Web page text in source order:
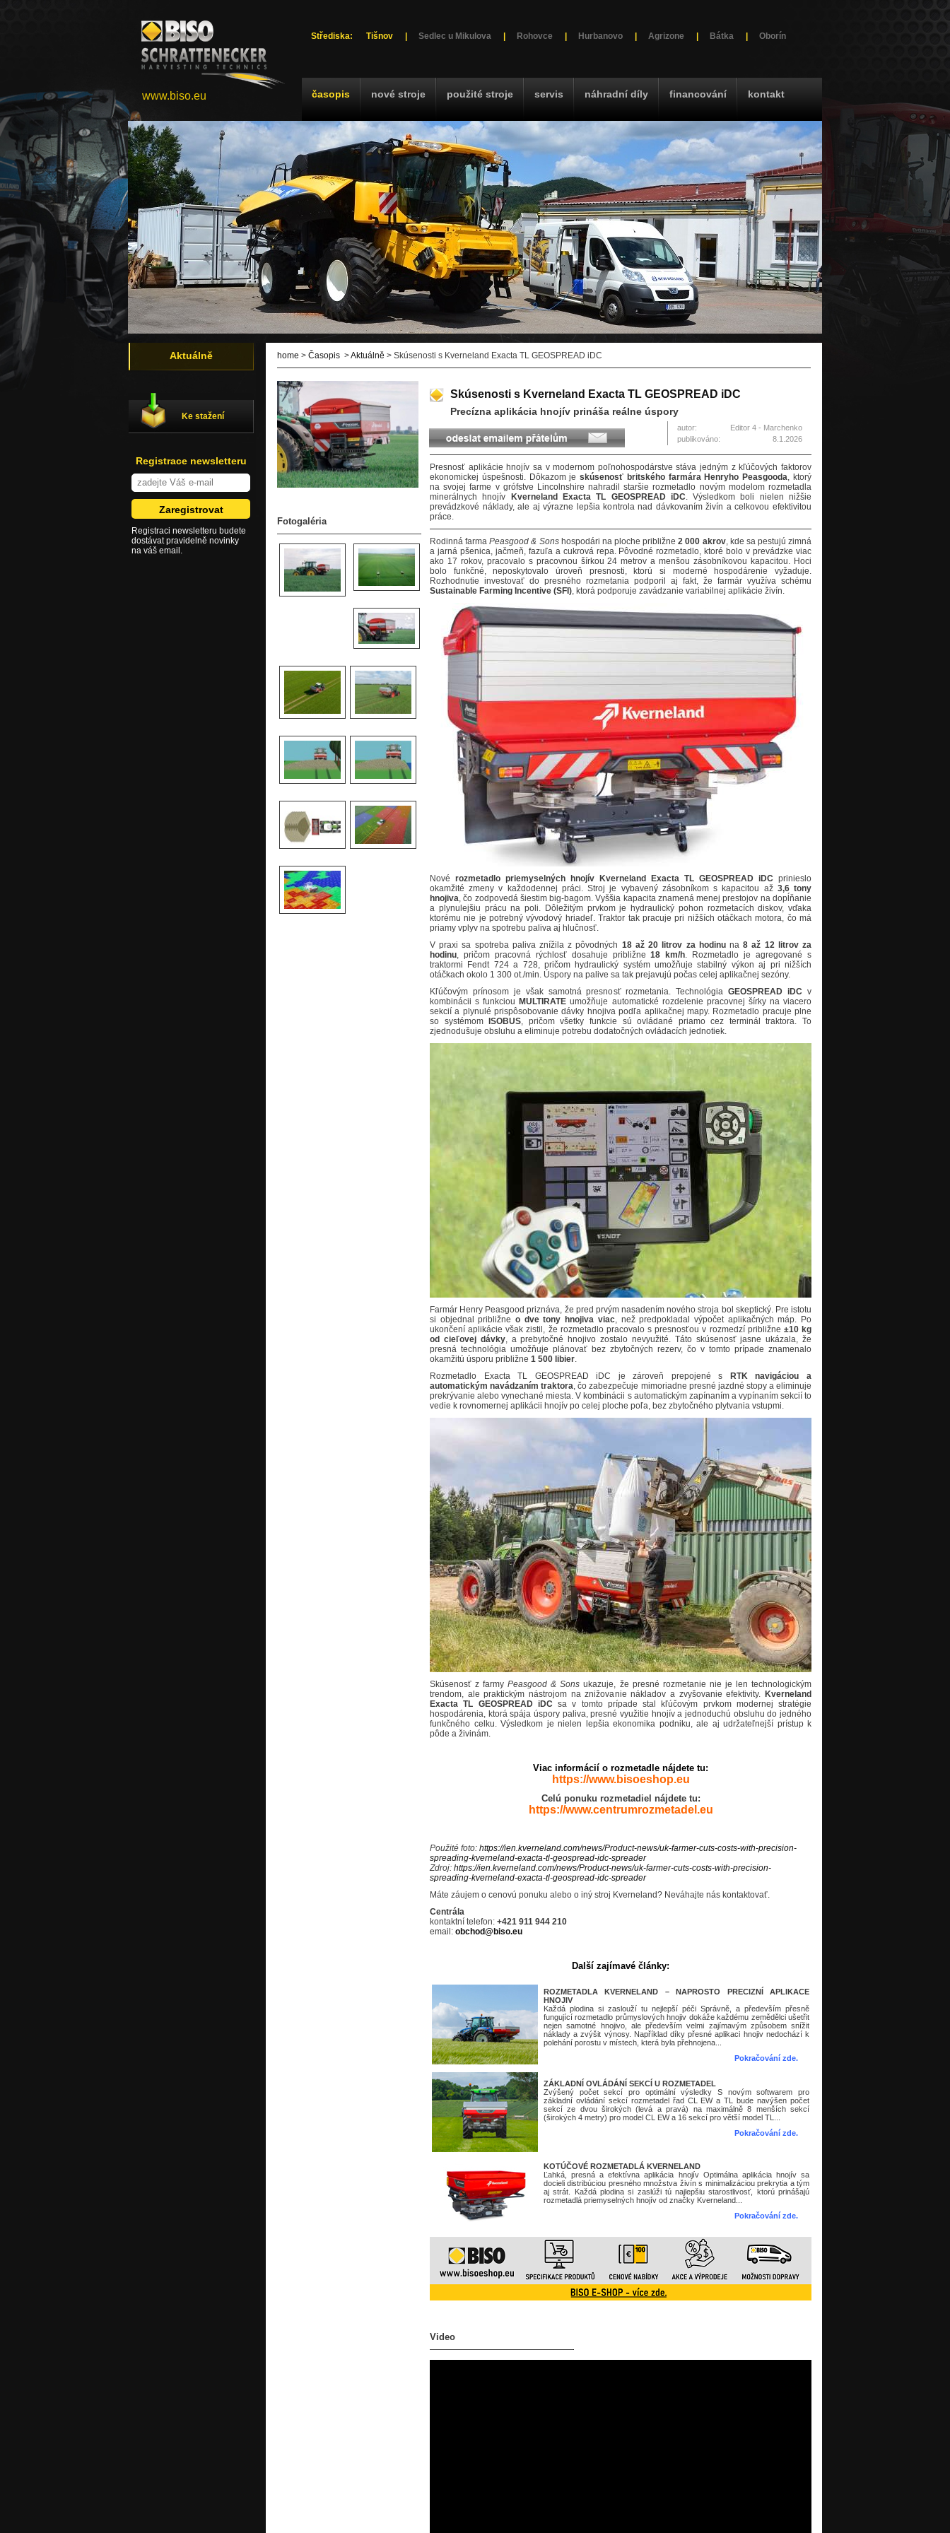
Střediska: Tišnov Sedlec u Mikulova Rohovce Hurbanovo Agrizone Bátka Oborín
časopis nové stroje použité stroje servis náhradní díly financování kontakt
www.biso.eu
home > Časopis >Aktuálně > Skúsenosti s Kverneland Exacta TL GEOSPREAD iDC
Skúsenosti s Kverneland Exacta TL GEOSPREAD iDC
Precízna aplikácia hnojív prináša reálne úspory
autor:
Editor 4 - Marchenko
publikováno:
8.1.2026
Presnosť aplikácie hnojív sa v modernom poľnohospodárstve stáva jedným z kľúčových faktorov
ekonomickej úspešnosti. Dôkazom jeskúsenosť britského farmára Henryho Peasgooda, ktorý
na svojej farme v grófstve Lincolnshire nahradil staršie rozmetadlo novým modelom rozmetadla
minerálnych hnojív
Kverneland Exacta TL GEOSPREAD iDC. Výsledkom boli nielen nižšie
prevádzkové náklady, ale aj výrazne lepšia kontrola nad dávkovaním živín a celkovou efektivitou
práce.
Rodinná farmaPeasgood & Sonshospodári na ploche približne2 000 akrov, kde sa pestujú zimná
a jarná pšenica, jačmeň, fazuľa a cukrová repa. Pôvodné rozmetadlo, ktoré bolo v prevádzke viac
ako 17 rokov, pracovalo s pracovnou šírkou 24 metrov a menšou zásobníkovou kapacitou. Hoci
bolo funkčné, neposkytovalo úroveň presnosti, ktorú si moderné hospodárenie vyžaduje.
Rozhodnutie investovať do presného rozmetania podporil aj fakt, že farmár využíva schému
Sustainable Farming Incentive (SFI), ktorá podporuje zavádzanie variabilnej aplikácie živín.
Nové rozmetadlo priemyselných hnojív Kverneland Exacta TL GEOSPREAD iDC prinieslo
okamžité zmeny v každodennej práci. Stroj je vybavený zásobníkom s kapacitou až 3,6 tony
hnojiva, čo zodpovedá šiestim big-bagom. Vyššia kapacita znamená menej prestojov na dopĺňanie
a plynulejšiu prácu na poli. Dôležitým prvkom je hydraulický pohon rozmetacích diskov, vďaka
ktorému nie je potrebný vývodový hriadeľ. Traktor tak pracuje pri nižších otáčkach motora, čo má
priamy vplyv na spotrebu paliva aj hlučnosť.
V praxi sa spotreba paliva znížila z pôvodných 18 až 20 litrov za hodinuna8 až 12 litrov za
hodinu, pričom pracovná rýchlosť dosahuje približne18 km/h. Rozmetadlo je agregované s
traktormi Fendt 724 a 728, pričom hydraulický systém umožňuje stabilný výkon aj pri nižších
otáčkach okolo 1 300 ot./min. Úspory na palive sa tak prejavujú počas celej aplikačnej sezóny.
Kľúčovým prínosom je však samotná presnosť rozmetania. TechnológiaGEOSPREAD iDC v
kombinácii s funkciou MULTIRATE umožňuje automatické rozdelenie pracovnej šírky na viacero
sekcií a plynulé prispôsobovanie dávky hnojiva podľa aplikačnej mapy. Rozmetadlo pracuje plne
so systémom
ISOBUS, pričom všetky funkcie sú ovládané priamo cez terminál traktora. To
zjednodušuje obsluhu a eliminuje potrebu dodatočných ovládacích jednotiek.
Farmár Henry Peasgood priznáva, že pred prvým nasadením nového stroja bol skeptický. Pre istotu
si objednal približneo dve tony hnojiva viac, než predpokladal výpočet aplikačných máp. Po
ukončení aplikácie však zistil, že rozmetadlo pracovalo s presnosťou v rozmedzí približne ±10 kg
od cieľovej dávky, a prebytočné hnojivo zostalo nevyužité. Táto skúsenosť jasne ukázala, že
presná technológia umožňuje plánovať bez zbytočných rezerv, čo v tomto prípade znamenalo
okamžitú úsporu približne 1 500 libier.
Rozmetadlo Exacta TL GEOSPREAD iDC je zároveň prepojené s
RTK navigáciou a
automatickým navádzaním traktora, čo zabezpečuje mimoriadne presné jazdné stopy a eliminuje
prekrývanie alebo vynechané miesta. V kombinácii s automatickým zapínaním a vypínaním sekcií to
vedie k rovnomernej aplikácii hnojív po celej ploche poľa, bez zbytočného plytvania vstupmi.
Skúsenosť z farmyPeasgood & Sons ukazuje, že presné rozmetanie nie je len technologickým
trendom, ale praktickým nástrojom na znižovanie nákladov a zvyšovanie efektivity. Kverneland
Exacta TL GEOSPREAD iDC sa v tomto prípade stal kľúčovým prvkom modernej stratégie
hospodárenia, ktorá spája úspory paliva, presné využitie hnojív a jednoduchú obsluhu do jedného
funkčného celku. Výsledkom je nielen lepšia ekonomika podniku, ale aj udržateľnejší prístup k
pôde a živinám.
Viac informácií o rozmetadle nájdete tu:
https://www.bisoeshop.eu
Celú ponuku rozmetadiel nájdete tu:
https://www.centrumrozmetadel.eu
Použité foto: https://ien.kverneland.com/news/Product-news/uk-farmer-cuts-costs-with-precision-
spreading-kverneland-exacta-tl-geospread-idc-spreader
Zdroj: https://ien.kverneland.com/news/Product-news/uk-farmer-cuts-costs-with-precision-
spreading-kverneland-exacta-tl-geospread-idc-spreader
Máte záujem o cenovú ponuku alebo o iný stroj Kverneland? Neváhajte nás kontaktovať.
Centrála
kontaktní telefon: +421 911 944 210
email: obchod@biso.eu
Další zajímavé články:
ROZMETADLA KVERNELAND – NAPROSTO PRECIZNÍ APLIKACE
HNOJIV
Každá plodina si zaslouží tu nejlepší péči Správně, a především přesně
fungující rozmetadlo průmyslových hnojiv dokáže každému zemědělci ušetřit
nejen samotné hnojivo, ale především velmi zajímavým způsobem snížit
náklady a zvýšit výnosy. Například díky přesné aplikaci hnojiv nedochází k
polehání porostu v místech, která byla přehnojena...
Pokračování zde.
ZÁKLADNÍ OVLÁDÁNÍ SEKCÍ U ROZMETADEL
Zvýšený počet sekcí pro optimální výsledky S novým softwarem pro
základní ovládání sekcí rozmetadel řad CL EW a TL bude navýšen počet
sekcí ze dvou širokých (levá a pravá) na maximálně 8 menších sekcí
(širokých 4 metry) pro model CL EW a 16 sekcí pro větší model TL...
Pokračování zde.
KOTÚČOVÉ ROZMETADLÁ KVERNELAND
Ľahká, presná a efektívna aplikácia hnojív Optimálna aplikácia hnojív sa
docieli distribúciou presného množstva živín s minimalizáciou prekrytia a tým
aj strát. Každá plodina si zaslúži tú najlepšiu starostlivosť, ktorú prinášajú
rozmetadlá priemyselných hnojív od značky Kverneland...
Pokračování zde.
Video
Fotogaléria
Aktuálně
Ke stažení
Registrace newsletteru
Registraci newsletteru budete
dostávat pravidelně novinky
na váš email.